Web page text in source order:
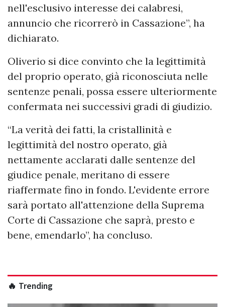
nell'esclusivo interesse dei calabresi,
annuncio che ricorrerò in Cassazione”, ha
dichiarato.
Oliverio si dice convinto che la legittimità
del proprio operato, già riconosciuta nelle
sentenze penali, possa essere ulteriormente
confermata nei successivi gradi di giudizio.
“La verità dei fatti, la cristallinità e
legittimità del nostro operato, già
nettamente acclarati dalle sentenze del
giudice penale, meritano di essere
riaffermate fino in fondo. L'evidente errore
sarà portato all'attenzione della Suprema
Corte di Cassazione che saprà, presto e
bene, emendarlo”, ha concluso.
🔥 Trending